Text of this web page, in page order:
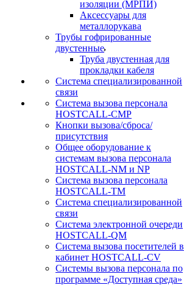
изоляции (МРПИ)
Аксессуары для
металлорукава
Трубы гофрированные
двустенные
Труба двустенная для
прокладки кабеля
Система специализированной
связи
Cистема вызова персонала
HOSTCALL-CMP
Кнопки вызова/сброса/
присутствия
Общее оборудование к
системам вызова персонала
HOSTCALL-NM и NP
Система вызова персонала
HOSTCALL-TM
Система специализированной
связи
Система электронной очереди
HOSTCALL-QM
Cистема вызова посетителей в
кабинет HOSTCALL-CV
Системы вызова персонала по
программе «Доступная среда»